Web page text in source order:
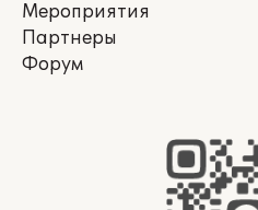
Мероприятия
Партнеры
Форум